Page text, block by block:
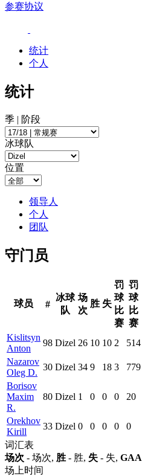
参赛协议
统计
个人
统计
季 | 阶段
冰球队
位置
领导人
个人
团队
守门员
球员 #
冰球
队
场
次
胜 失
罚
球
比
赛
罚
球
比
赛
Kislitsyn
Anton
98 Dizel 26 10 10 2 514
Nazarov
Oleg D.
30 Dizel 34 9 18 3 779
Borisov
Maxim
R.
80 Dizel 1 0 0 0 20
Orekhov
Kirill
33 Dizel 0 0 0 0 0
词汇表
场次 - 场次, 胜 - 胜, 失 - 失, GAA
场上时间